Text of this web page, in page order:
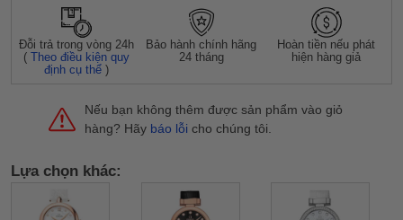
Đỗi trả trong vòng 24h
(Theo điều kiện quy
định cụ thể )
Bảo hành chính hãng
24 tháng
Hoàn tiền nếu phát
hiện hàng giả
Nếu bạn không thêm được sản phẩm vào giỏ
hàng? Hãy báo lỗi cho chúng tôi.
Lựa chọn khác: